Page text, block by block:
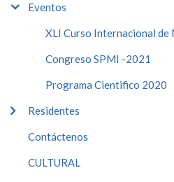
Eventos
XLI Curso Internacional
Congreso SPMI -2021
Programa Cientifico 2020
Residentes
Contáctenos
CULTURAL